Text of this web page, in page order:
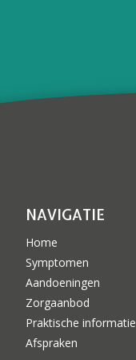
NAVIGATIE
Home
Symptomen
Aandoeningen
Zorgaanbod
Praktische informatie
Afspraken